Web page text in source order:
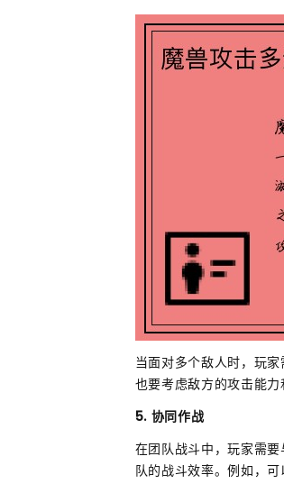
当面对多个敌人时，玩
也要考虑敌方的攻击能
5. 协同作战
在团队战斗中，玩家需
队的战斗效率。例如，